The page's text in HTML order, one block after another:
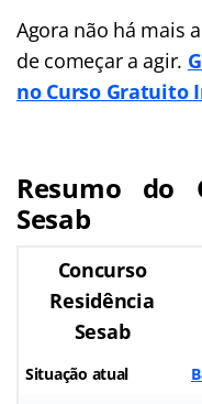
Agora não há mais
de começar a agir.
no Curso Gratuito
Resumo do
Sesab
Concurso
Residência
Sesab
Situação atual